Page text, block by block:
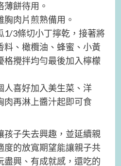
餅待用。
肉片煎熟備用。
1/3條切小丁擰乾，接著將
料、橄欖油、蜂蜜、小黃
格攪拌均勻最後加入檸檬
人喜好加入美生菜、洋
肉再淋上醬汁起即可食
孩子失去興趣，並延續親
度的放寬期望能讓親子共
盡興、有成就感，還吃的